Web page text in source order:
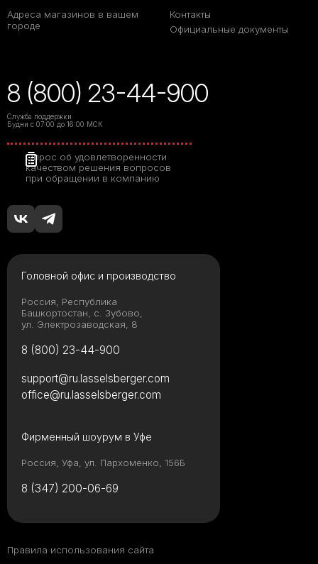
Адреса магазинов в вашем
городе
Контакты
Официальные документы
8 (800) 23-44-900
Служба поддержки
Будни с 07:00 до 16:00 МСК
Опрос об удовлетворенности
качеством решения вопросов
при обращении в компанию
Головной офис и производство
Россия, Республика
Башкортостан, с. Зубово,
ул. Электрозаводская, 8
8 (800) 23-44-900
Фирменный шоурум в Уфе
Россия, Уфа, ул. Пархоменко, 156Б
8 (347) 200-06-69
support@ru.lasselsberger.com
office@ru.lasselsberger.com
Правила использования сайта